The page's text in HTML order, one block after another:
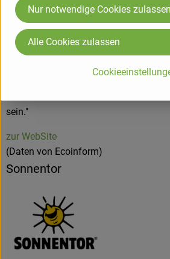
glauben,dass die biologische
Alternative zu den immer größer
Monokultur und Überproduktion
Wiederkehrende,das sich ständig
Grundprinzip.So,wie leben und leben
sein."
zur WebSite
(Daten von Ecoinform)
Sonnentor
Nur notwendige Cookies zulassen
Alle Cookies zulassen